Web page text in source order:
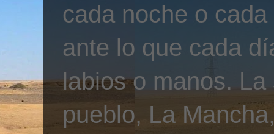
cada noche o
ante lo que cada
labios o manos.
pueblo, La